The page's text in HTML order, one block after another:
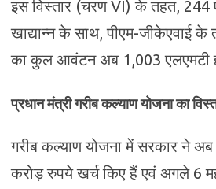
इस विस्तार (चरण VI) के तहत, 244
खाद्यान्न के साथ, पीएम-जीकेएवाई के
का कुल आवंटन अब 1,003 एलएमटी
प्रधान मंत्री गरीब कल्याण योजना का
गरीब कल्याण योजना में सरकार ने
करोड़ रुपये खर्च किए हैं एवं अगले 6